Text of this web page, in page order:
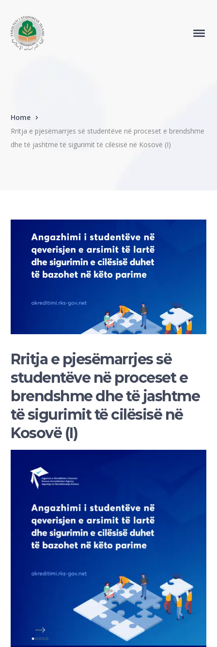
Home
Rritja e pjesëmarrjes së studentëve në proceset e brendshme
dhe të jashtme të sigurimit të cilësisë në Kosovë (I)
Rritja e pjesëmarrjes së
studentëve në proceset e
brendshme dhe të jashtme
të sigurimit të cilësisë në
Kosovë (I)